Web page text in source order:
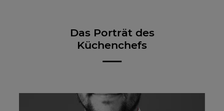
Das Porträt des
Küchenchefs